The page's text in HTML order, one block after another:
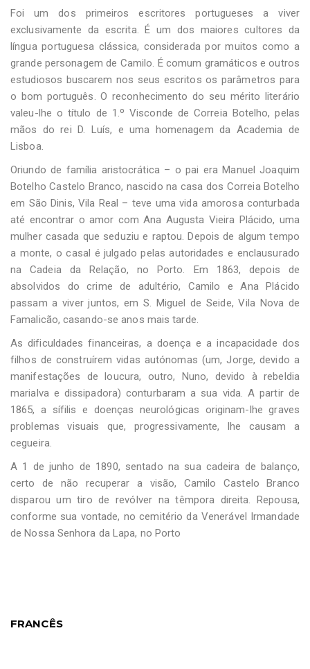
Foi um dos primeiros escritores portugueses a viver
exclusivamente da escrita. É um dos maiores cultores da
língua portuguesa clássica, considerada por muitos como a
grande personagem de Camilo. É comum gramáticos e outros
estudiosos buscarem nos seus escritos os parâmetros para
o bom português. O reconhecimento do seu mérito literário
valeu-lhe o título de 1.º Visconde de Correia Botelho, pelas
mãos do rei D. Luís, e uma homenagem da Academia de
Lisboa.
Oriundo de família aristocrática – o pai era Manuel Joaquim
Botelho Castelo Branco, nascido na casa dos Correia Botelho
em São Dinis, Vila Real – teve uma vida amorosa conturbada
até encontrar o amor com Ana Augusta Vieira Plácido, uma
mulher casada que seduziu e raptou. Depois de algum tempo
a monte, o casal é julgado pelas autoridades e enclausurado
na Cadeia da Relação, no Porto. Em 1863, depois de
absolvidos do crime de adultério, Camilo e Ana Plácido
passam a viver juntos, em S. Miguel de Seide, Vila Nova de
Famalicão, casando-se anos mais tarde.
As dificuldades financeiras, a doença e a incapacidade dos
filhos de construírem vidas autónomas (um, Jorge, devido a
manifestações de loucura, outro, Nuno, devido à rebeldia
marialva e dissipadora) conturbaram a sua vida. A partir de
1865, a sífilis e doenças neurológicas originam-lhe graves
problemas visuais que, progressivamente, lhe causam a
cegueira.
A 1 de junho de 1890, sentado na sua cadeira de balanço,
certo de não recuperar a visão, Camilo Castelo Branco
disparou um tiro de revólver na têmpora direita. Repousa,
conforme sua vontade, no cemitério da Venerável Irmandade
de Nossa Senhora da Lapa, no Porto
FRANCÊS